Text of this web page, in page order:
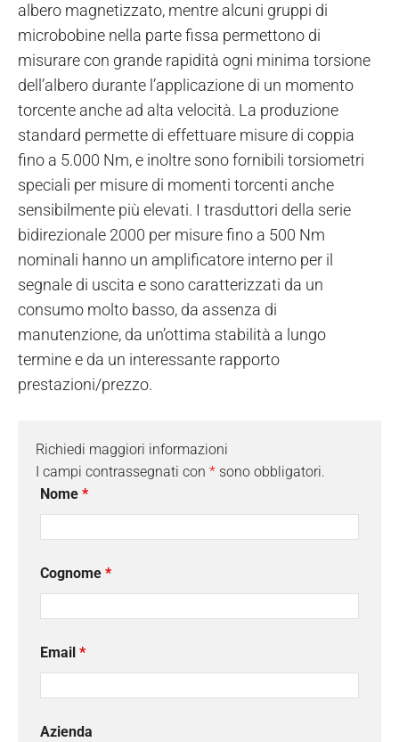
albero magnetizzato, mentre alcuni gruppi di
microbobine nella parte fissa permettono di
misurare con grande rapidità ogni minima torsione
dell’albero durante l’applicazione di un momento
torcente anche ad alta velocità. La produzione
standard permette di effettuare misure di coppia
fino a 5.000 Nm, e inoltre sono fornibili torsiometri
speciali per misure di momenti torcenti anche
sensibilmente più elevati. I trasduttori della serie
bidirezionale 2000 per misure fino a 500 Nm
nominali hanno un amplificatore interno per il
segnale di uscita e sono caratterizzati da un
consumo molto basso, da assenza di
manutenzione, da un’ottima stabilità a lungo
termine e da un interessante rapporto
prestazioni/prezzo.
Richiedi maggiori informazioni
I campi contrassegnati con * sono obbligatori.
Nome *
Cognome *
Email *
Azienda